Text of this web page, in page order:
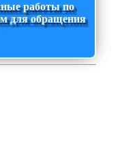
работы по
для обращения